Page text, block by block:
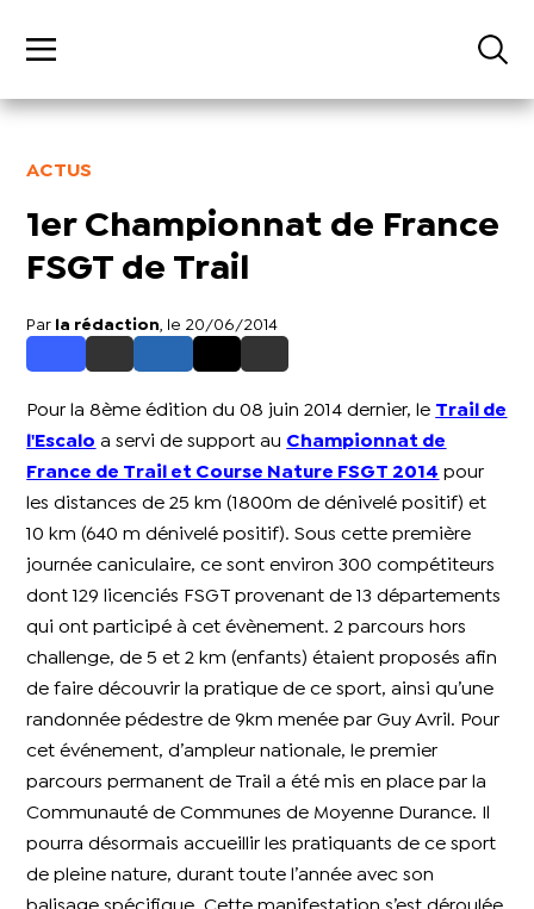
ACTUS
1er Championnat de France
FSGT de Trail
Par la rédaction , le 20/06/2014
Pour la 8ème édition du 08 juin 2014 dernier, le Trail de
l'Escalo a servi de support au Championnat de
France de Trail et Course Nature FSGT 2014 pour
les distances de 25 km (1800m de dénivelé positif) et
10 km (640 m dénivelé positif). Sous cette première
journée caniculaire, ce sont environ 300 compétiteurs
dont 129 licenciés FSGT provenant de 13 départements
qui ont participé à cet évènement. 2 parcours hors
challenge, de 5 et 2 km (enfants) étaient proposés afin
de faire découvrir la pratique de ce sport, ainsi qu’une
randonnée pédestre de 9km menée par Guy Avril. Pour
cet événement, d’ampleur nationale, le premier
parcours permanent de Trail a été mis en place par la
Communauté de Communes de Moyenne Durance. Il
pourra désormais accueillir les pratiquants de ce sport
de pleine nature, durant toute l’année avec son